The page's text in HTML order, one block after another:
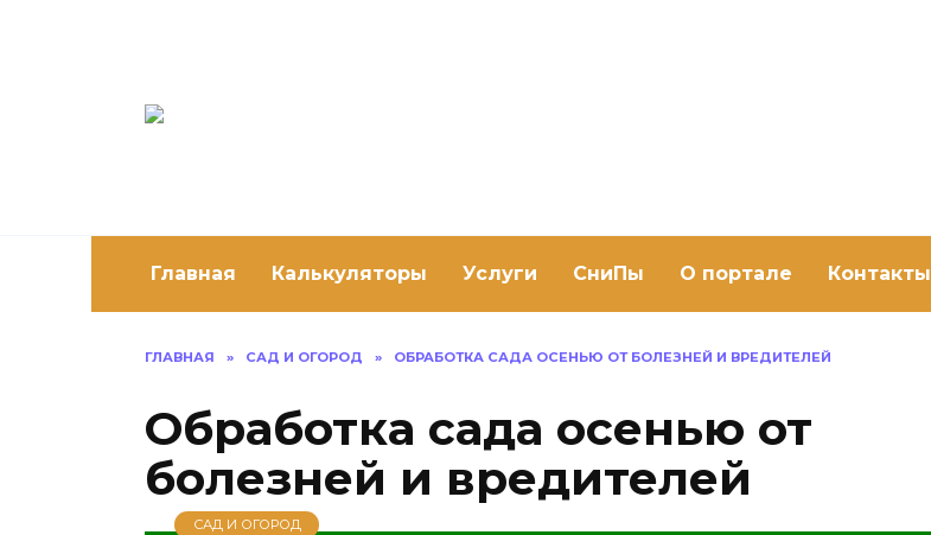
Главная Калькуляторы Услуги СниПы О портале Контакты
ГЛАВНАЯ » САД И ОГОРОД » ОБРАБОТКА САДА ОСЕНЬЮ ОТ БОЛЕЗНЕЙ И ВРЕДИТЕЛЕЙ
Обработка сада осенью от
болезней и вредителей
САД И ОГОРОД